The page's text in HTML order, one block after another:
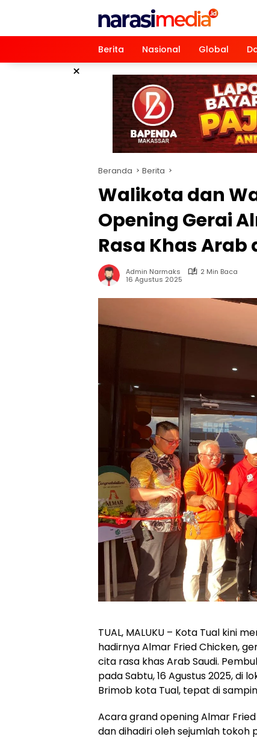
Berita
Nasional Global
×
Beranda Berita
Walikota dan
Opening Gerai
Rasa Khas Arab
Admin Narmaks
2 Min Baca
16 Agustus 2025
TUAL, MALUKU – Kota Tual kini
hadirnya Almar Fried Chicken,
cita rasa khas Arab Saudi.
pada Sabtu, 16 Agustus 2025, di
Brimob kota Tual, tepat di
Acara grand opening Almar
dan dihadiri oleh sejumlah tokoh